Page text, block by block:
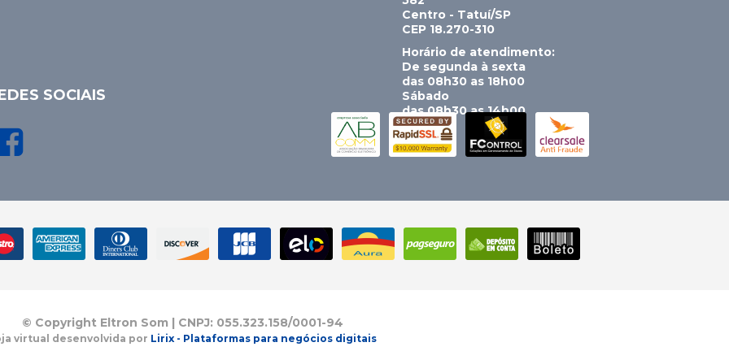
Centro - Tatuí/SP
CEP 18.270-310
Horário de atendimento:
De segunda à sexta
das 08h30 as 18h00
Sábado
das 08h30 as 14h00
SOCIAIS
© Copyright Eltron Som | CNPJ: 055.323.158/0001-94
virtual desenvolvida por Lirix - Plataformas para negócios digitais